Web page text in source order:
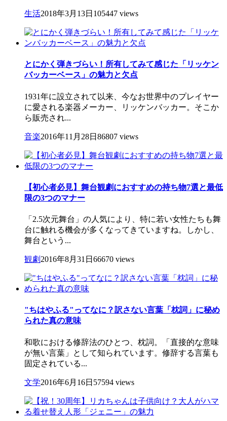
生活2018年3月13日 105447 views
とにかく弾きづらい！所有してみて感じた「リッケン
バッカーベース」の魅力と欠点
1931年に設立されて以来、今なお世界中のプレイヤー
に愛される楽器メーカー、リッケンバッカー。そこか
ら販売され...
音楽2016年11月28日 86807 views
【初心者必見】舞台観劇におすすめの持ち物7選と最低
限の3つのマナー
「2.5次元舞台」の人気により、特に若い女性たちも舞
台に触れる機会が多くなってきていますね。しかし、
舞台という...
観劇 2016年8月31日 66670 views
"ちはやふる"ってなに？訳さない言葉「枕詞」に秘め
られた真の意味
和歌における修辞法のひとつ、枕詞。「直接的な意味
が無い言葉」として知られています。修辞する言葉も
固定されている...
文学2016年6月16日 57594 views